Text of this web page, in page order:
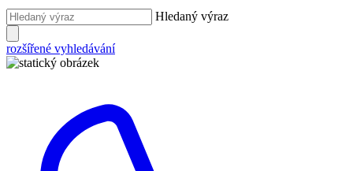
Hledaný výraz
rozšířené vyhledávání